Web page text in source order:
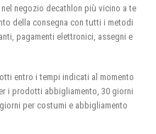
negozio decathlon più vicino a te
della consegna con tutti i metodi
pagamenti elettronici, assegni e
entro i tempi indicati al momento
i prodotti abbigliamento, 30 giorni
per costumi e abbigliamento